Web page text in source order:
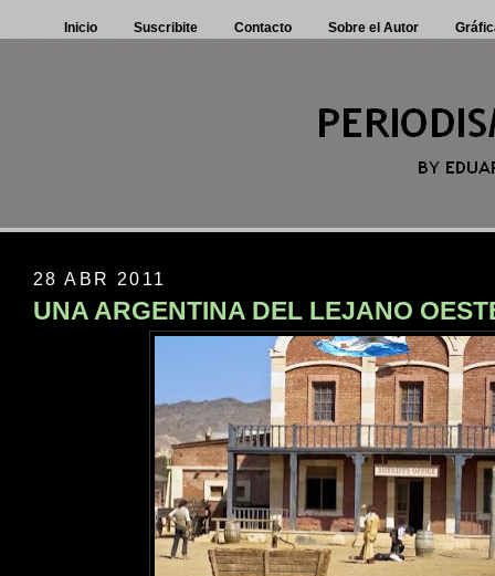
Inicio Suscribite Contacto Sobre el Autor
28 ABR 2011
UNA ARGENTINA DEL LEJANO